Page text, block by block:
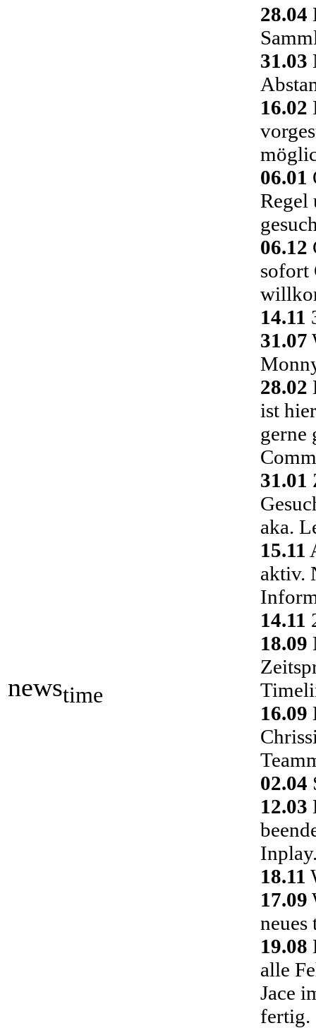
newstime
28.04
31.03
16.02
06.01
Regel
06.12
sofort
14.11
31.07
28.02
ist
gerne
31.01
aka.
15.11
aktiv.
14.11
18.09
16.09
02.04
12.03
18.11
17.09
19.08
alle
Jace
fertig.